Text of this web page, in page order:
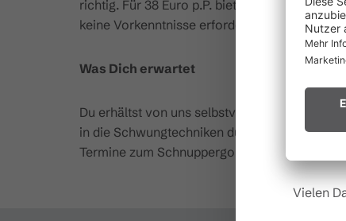
richtig. Für 38 Euro p.P. bieten wir Dir die
keine Vorkenntnisse erforderlich.
Was Dich erwartet
Du erhältst von uns selbstverständlich
in die Schwungtechniken durch unseren
Termine zum Schnuppergolf sind sehr
Wir
Vielen